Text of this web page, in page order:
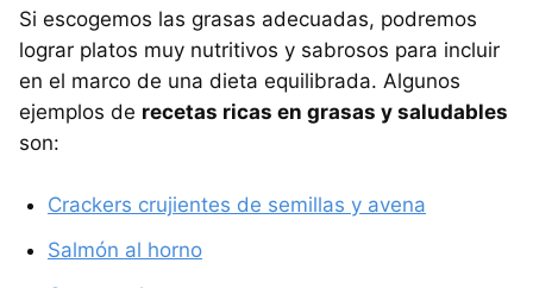
Si escogemos las grasas adecuadas, podremos
lograr platos muy nutritivos y sabrosos para incluir
en el marco de una dieta equilibrada. Algunos
ejemplos de recetas ricas en grasas y saludables
son:
Crackers crujientes de semillas y avena
Salmón al horno